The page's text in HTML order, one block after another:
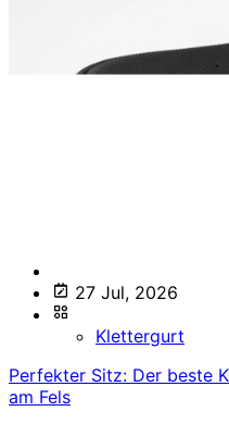
27 Jul, 2026
Klettergurt
Perfekter Sitz: Der beste
am Fels